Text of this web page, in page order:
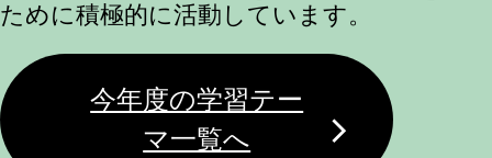
ために積極的に活動しています。
今年度の学習テー
マ一覧へ